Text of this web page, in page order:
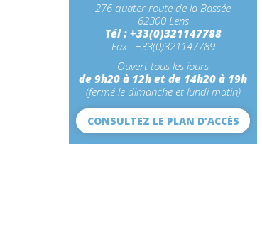
276 quater route de la Bassée
62300 Lens
Tél : +33(0)321147788
Fax : +33(0)321147789
Ouvert tous les jours
de 9h20 à 12h et de 14h20 à 19h
(fermé le dimanche et lundi matin)
CONSULTEZ LE PLAN D’ACCÈS